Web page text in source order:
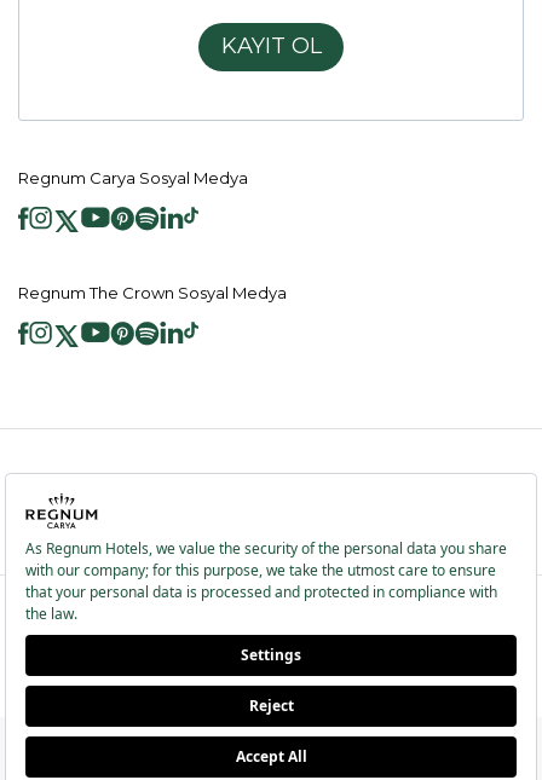
KAYIT OL
Regnum Carya Sosyal Medya
Regnum The Crown Sosyal Medya
2026 ® Regnum Hotels. Tüm hakları saklıdır.
Bilgi Toplumu Hizmetleri